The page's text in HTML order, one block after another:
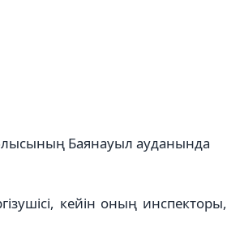
Баянауыл ауданында
кейін оның инспекторы,